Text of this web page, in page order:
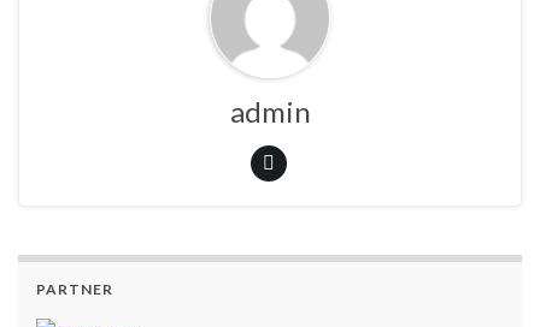
admin
PARTNER